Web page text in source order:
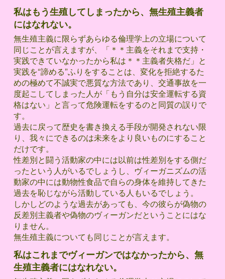
私はもう生殖してしまったから、無生殖主義者
にはなれない。
無生殖主義に限らずあらゆる倫理学上の立場について
同じことが言えますが、「＊＊主義をそれまで支持・
実践できていなかったから私は＊＊主義者失格だ」と
実践を“諦める”ふりをすることは、変化を拒絶するた
めの極めて不誠実で悪質な方法であり、交通事故を一
度起こしてしまった人が「もう自分は安全運転する資
格はない」と言って危険運転をするのと同質の誤りで
す。
過去に戻って歴史を書き換える手段が開発されない限
り、我々にできるのは未来をより良いものにすること
だけです。
性差別と闘う活動家の中には以前は性差別をする側だ
ったという人がいるでしょうし、ヴィーガニズムの活
動家の中には動物性食品で自らの身体を維持してきた
過去を恥じながら活動している人もいるでしょう。
しかしどのような過去があっても、今の彼らが偽物の
反差別主義者や偽物のヴィーガンだということにはな
りません。
無生殖主義についても同じことが言えます。
私はこれまでヴィーガンではなかったから、無
生殖主義者にはなれない。